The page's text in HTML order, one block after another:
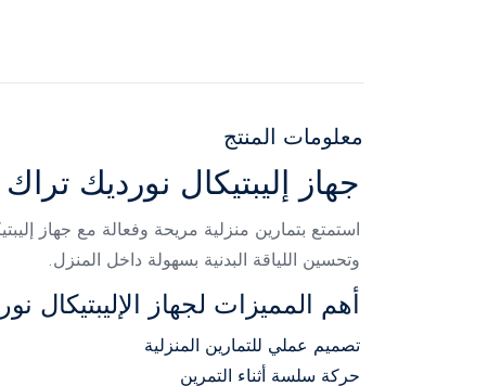
معلومات المنتج
جهاز إليبتيكال نورديك تراك AirGlide LE – أسود
وتحسين اللياقة البدنية بسهولة داخل المنزل.
أهم المميزات لجهاز الإليبتيكال
تصميم عملي للتمارين المنزلية
حركة سلسة أثناء التمرين